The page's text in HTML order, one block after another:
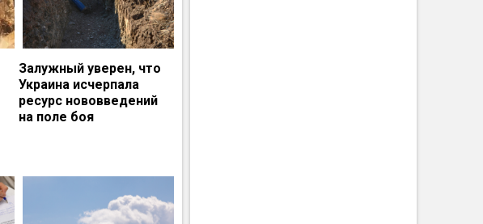
Залужный уверен, что
Украина исчерпала
ресурс нововведений
на поле боя